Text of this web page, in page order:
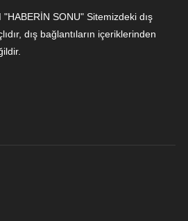
SONU" Sitemizdeki dış
dış bağlantıların içeriklerinden